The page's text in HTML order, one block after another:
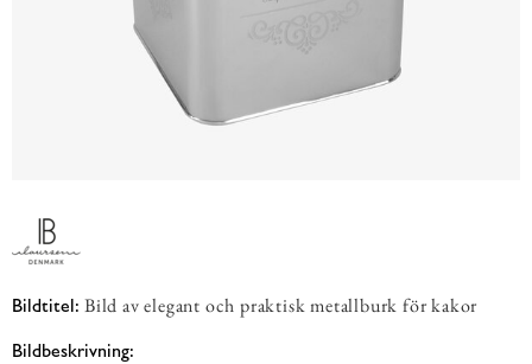
Bildtitel: Bild av elegant och praktisk metallburk för kakor
Bildbeskrivning: